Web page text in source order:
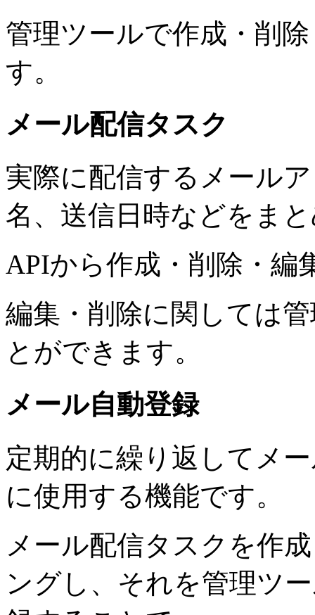
管理ツールで作成・削
す。
メール配信タスク
実際に配信するメール
名、送信日時などをま
APIから作成・削除・編
編集・削除に関しては
とができます。
メール自動登録
定期的に繰り返してメ
に使用する機能です。
メール配信タスクを作
ングし、それを管理ツ